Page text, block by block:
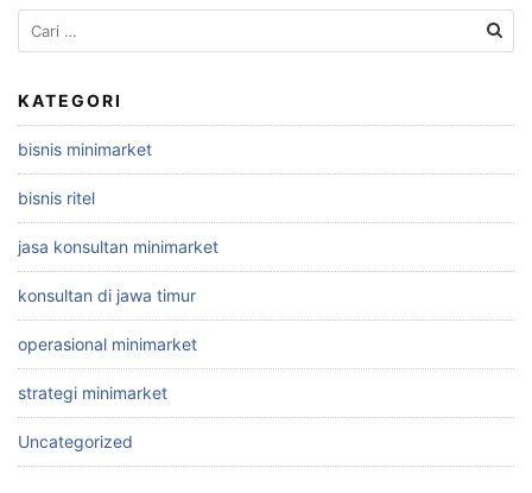
Cari
untuk:
KATEGORI
bisnis minimarket
bisnis ritel
jasa konsultan minimarket
konsultan di jawa timur
operasional minimarket
strategi minimarket
Uncategorized